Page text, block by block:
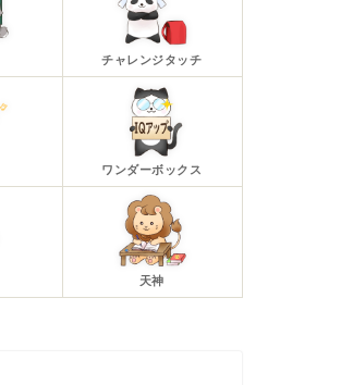
チャレンジタッチ
ワンダーボックス
天神